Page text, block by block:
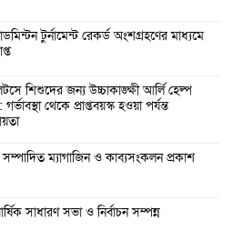
টুর্নামেন্ট রেকর্ড অংশগ্রহণের মাধ্যমে
শিশুদের জন্য উচ্চাকাঙ্ক্ষী আর্লি হেল্প
গর্ভাবস্থা থেকে প্রাপ্তবয়স্ক হওয়া পর্যন্ত
সম্পাদিত ম্যাগাজিন ও কাব্যসংকলন প্রকাশ
সাধারণ সভা ও নির্বাচন সম্পন্ন